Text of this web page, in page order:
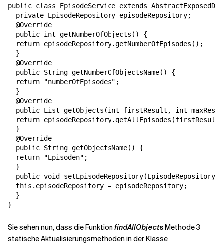
public class EpisodeService extends
  private EpisodeRepository episodeRepository;
  @Override
  public int getNumberOfObjects() {
  return episodeRepository.getNumberOfEpisodes();
  }
  @Override
  public String getNumberOfObjectsName() {
  return "numberOfEpisodes";
  }
  @Override
public List getObjects(int firstResult, int
return
  }
  @Override
  public String getObjectsName() {
  return "Episoden";
  }
public void setEpisodeRepository(EpisodeRepository
  this.episodeRepository = episodeRepository;
  }
Sie sehen nun, dass die Funktion findAllObjectsMethode 3
statische Aktualisierungsmethoden in der Klasse